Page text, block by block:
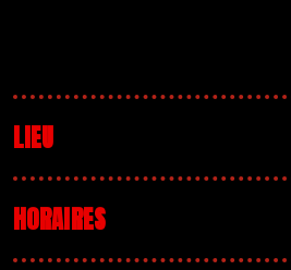
LIEU
HORAIRES